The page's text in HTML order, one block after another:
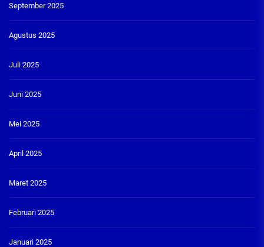
September 2025
Agustus 2025
Juli 2025
Juni 2025
Mei 2025
April 2025
Maret 2025
Februari 2025
Januari 2025